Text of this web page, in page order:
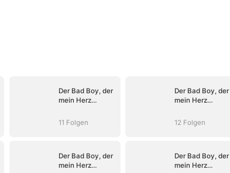
Der Bad Boy, der
mein Herz
11 Folgen
Der Bad Boy, der
mein Herz
12 Folgen
Der Bad Boy, der
mein Herz
Der Bad Boy, der
mein Herz